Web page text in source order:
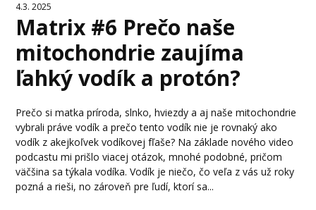
4.3. 2025
Matrix #6 Prečo naše
mitochondrie zaujíma
ľahký vodík a protón?
Prečo si matka príroda, slnko, hviezdy a aj naše mitochondrie
vybrali práve vodík a prečo tento vodík nie je rovnaký ako
vodík z akejkoľvek vodíkovej fľaše? Na základe nového video
podcastu mi prišlo viacej otázok, mnohé podobné, pričom
väčšina sa týkala vodíka. Vodík je niečo, čo veľa z vás už roky
pozná a rieši, no zároveň pre ľudí, ktorí sa...